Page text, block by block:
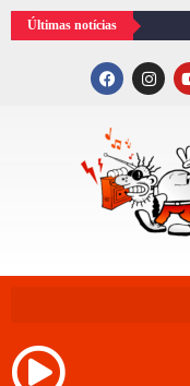
Últimas notícias